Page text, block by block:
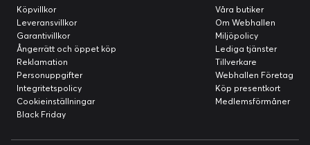
Köpvillkor
Leveransvillkor
Garantivillkor
Ångerrätt och öppet köp
Reklamation
Personuppgifter
Integritetspolicy
Cookieinställningar
Black Friday
Våra butiker
Om Webhallen
Miljöpolicy
Lediga tjänster
Tillverkare
Webhallen Företag
Köp presentkort
Medlemsförmåner